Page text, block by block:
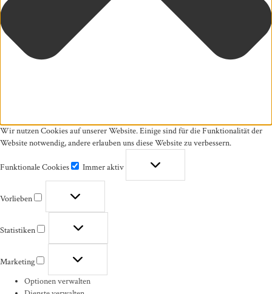
Wir nutzen Cookies auf unserer Website. Einige sind für die Funktionalität der
Website notwendig, andere erlauben uns diese Website zu verbessern.
Funktionale Cookies
Funktionale
Cookies
Immer aktiv
Vorlieben
Statistiken
Marketing
Optionen verwalten